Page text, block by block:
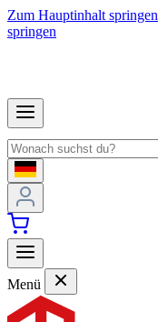
Zum Hauptinhalt springen
springen
Menü